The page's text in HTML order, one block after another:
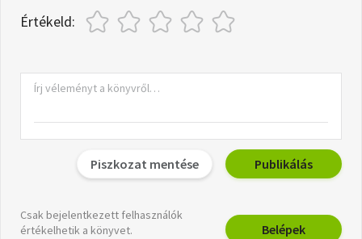
Értékeld:
Piszkozat mentése Publikálás
Csak bejelentkezett felhasználók
értékelhetik a könyvet.
Belépek